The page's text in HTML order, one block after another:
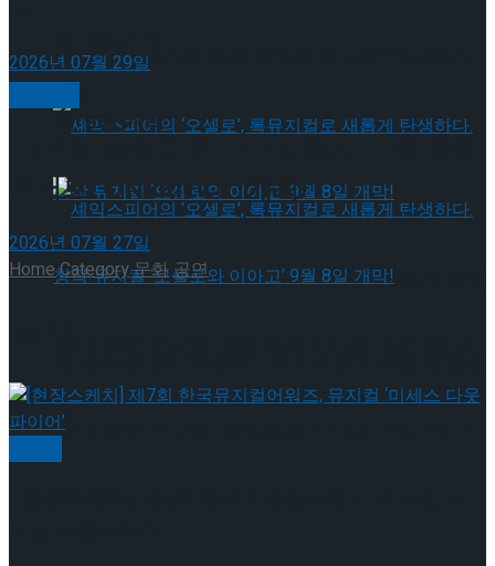
셰익스피어의 ‘오셀로’, 록뮤지컬로 새롭게 탄생
막!
젠더프리 캐스팅으로 돌아온 뮤지컬’아나키스
트’ 9월 개막
하다.창작 뮤지컬 ‘오셀로와 이아고’ 9월 8일 개
2026년 07월 29일
콘서트 ‘ONEPIECE’ 개최!
2026년 07월 27일
HomeCategory문화공연